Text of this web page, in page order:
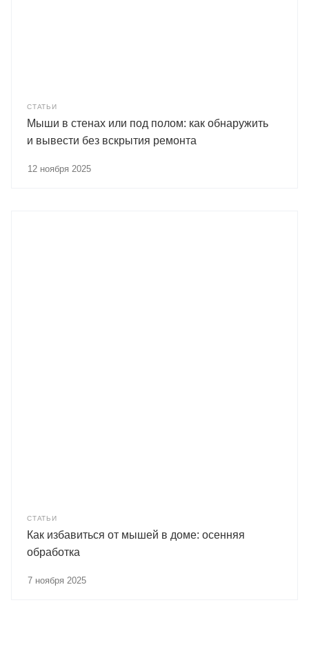
СТАТЬИ
Мыши в стенах или под полом: как обнаружить
и вывести без вскрытия ремонта
12 ноября 2025
СТАТЬИ
Как избавиться от мышей в доме: осенняя
обработка
7 ноября 2025